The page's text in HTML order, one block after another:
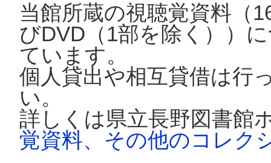
当館所蔵の視聴覚資料（
びDVD（1部を除く））
ています。
個人貸出や相互貸借は行
い。
詳しくは県立長野図書館
覚資料、その他のコレク